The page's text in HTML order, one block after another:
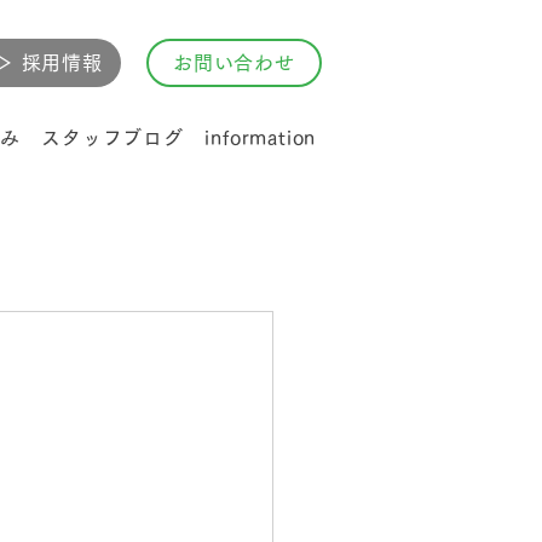
▷ 採用情報 お問い合わせ
スタッフブログ information